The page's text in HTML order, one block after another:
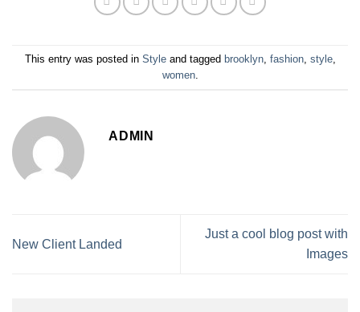
This entry was posted in Styleand tagged brooklyn, fashion, style,
women.
ADMIN
New Client Landed
Just a cool blog post with
Images